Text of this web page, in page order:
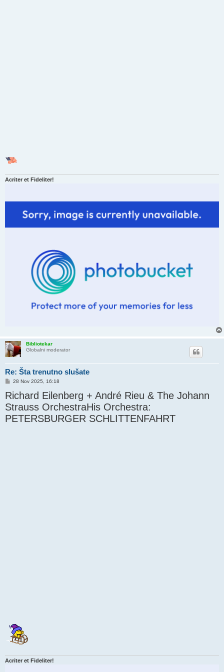
Acriter et Fideliter!
Bibliotekar
Globalni moderator
Re: Šta trenutno slušate
P
s
t
28 Nov 2025, 16:18
Richard Eilenberg + André Rieu & The Johann
Strauss OrchestraHis Orchestra:
PETERSBURGER SCHLITTENFAHRT
Acriter et Fideliter!